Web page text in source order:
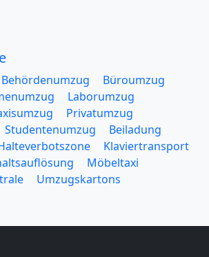
Behördenumzug
Büroumzug
Laborumzug
Privatumzug
Studentenumzug
Beiladung
Klaviertransport
Möbeltaxi
Umzugskartons